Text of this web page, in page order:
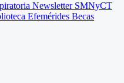
Newsletter SMNyCT
Efemérides Becas